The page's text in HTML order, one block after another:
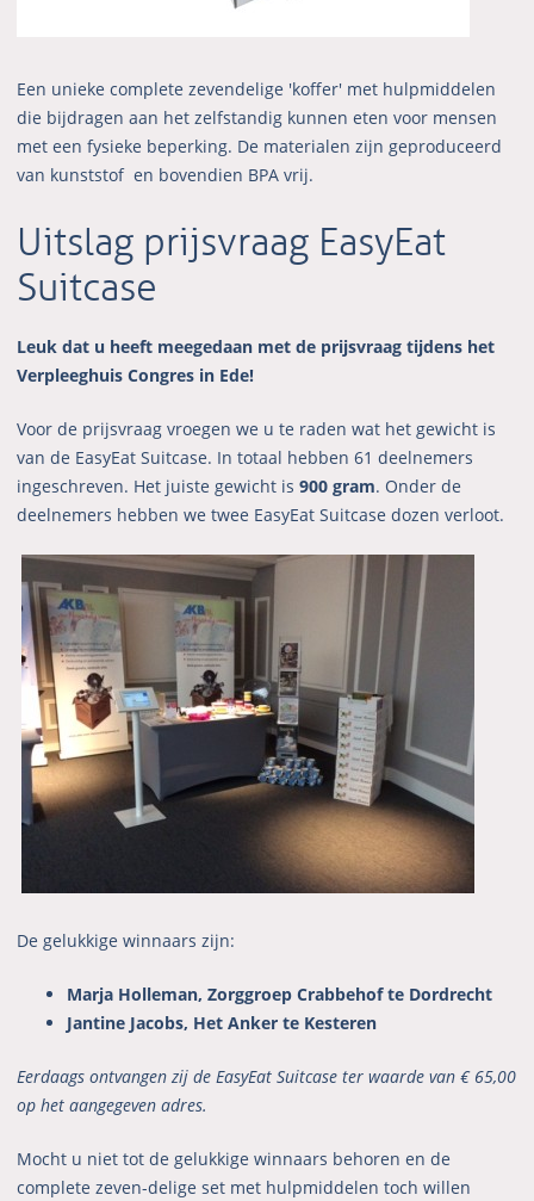
Een unieke complete zevendelige 'koffer' met hulpmiddelen
die bijdragen aan het zelfstandig kunnen eten voor mensen
met een fysieke beperking. De materialen zijn geproduceerd
van kunststof en bovendien BPA vrij.
Uitslag prijsvraag EasyEat
Suitcase
Leuk dat u heeft meegedaan met de prijsvraag tijdens het
Verpleeghuis Congres in Ede!
Voor de prijsvraag vroegen we u te raden wat het gewicht is
van de EasyEat Suitcase. In totaal hebben 61 deelnemers
ingeschreven. Het juiste gewicht is900 gram. Onder de
deelnemers hebben we twee EasyEat Suitcase dozen verloot.
De gelukkige winnaars zijn:
Marja Holleman, Zorggroep Crabbehof te Dordrecht
Jantine Jacobs, Het Anker te Kesteren
Eerdaags ontvangen zij de EasyEat Suitcase ter waarde van € 65,00
op het aangegeven adres.
Mocht u niet tot de gelukkige winnaars behoren en de
complete zeven-delige set met hulpmiddelen toch willen